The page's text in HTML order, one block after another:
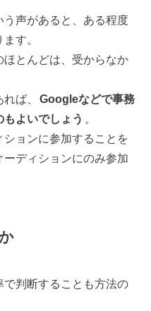
声があると、ある程度
す。
とんどは、受からなか
ば、
Googleなどで事務
よいでしょう 。
ョンに参加することを
ディションにのみ参加
判断することも方法の